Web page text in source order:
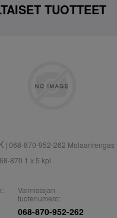
TUOTTEET
| 068-870-952-262 Molaarirengas
870 1 x 5 kpl
Valmistajan
tuotenumero:
068-870-952-262